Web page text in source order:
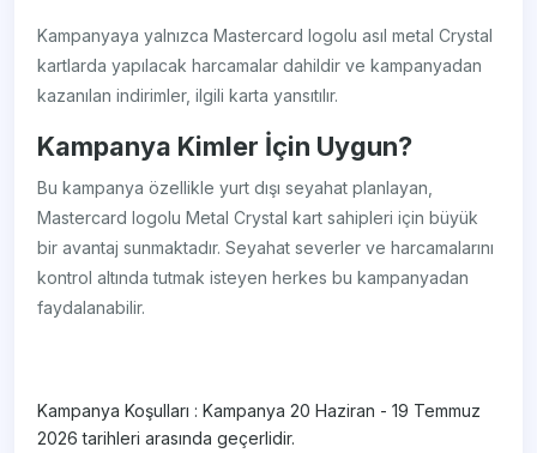
Kampanyaya yalnızca Mastercard logolu asıl metal Crystal
kartlarda yapılacak harcamalar dahildir ve kampanyadan
kazanılan indirimler, ilgili karta yansıtılır.
Kampanya Kimler İçin Uygun?
Bu kampanya özellikle yurt dışı seyahat planlayan,
Mastercard logolu Metal Crystal kart sahipleri için büyük
bir avantaj sunmaktadır. Seyahat severler ve harcamalarını
kontrol altında tutmak isteyen herkes bu kampanyadan
faydalanabilir.
Kampanya Koşulları : Kampanya 20 Haziran - 19 Temmuz
2026 tarihleri arasında geçerlidir.